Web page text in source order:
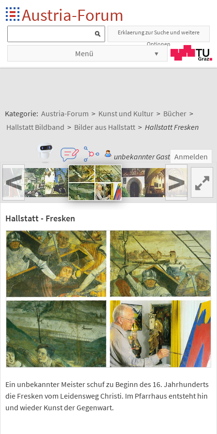
Austria-Forum
Erklaerung zur Suche und weitere
Optionen
Menü
Kategorie: Austria-Forum > Kunst und Kultur > Bücher >
Hallstatt Bildband > Bilder aus Hallstatt > Hallstatt Fresken
unbekannter Gast Anmelden
< >
Hallstatt - Fresken
Ein unbekannter Meister schuf zu Beginn des 16. Jahrhunderts
die Fresken vom Leidensweg Christi. Im Pfarrhaus entsteht hin
und wieder Kunst der Gegenwart.